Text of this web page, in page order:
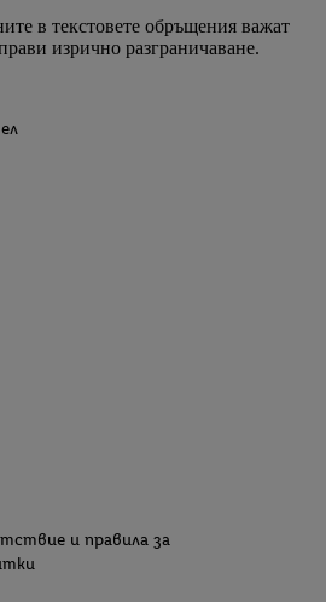
в текстовете обръщения важат
изрично разграничаване.
и правила за